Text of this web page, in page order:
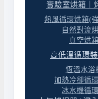
實驗室烘箱｜
熱風循環烘箱(
自然對流
真空烘箱
高低溫循環
恆溫水浴
加熱冷卻循
冰水機循
半島型（靠牆桌）
排列型（長條桌）
我們會依教室的面
3. 教師示範桌